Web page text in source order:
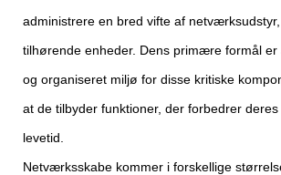
administrere en bred vifte af
tilhørende enheder. Dens primære formål er
og organiseret miljø for disse kritiske
at de tilbyder funktioner, der forbedrer
levetid.
Netværksskabe kommer i forskellige